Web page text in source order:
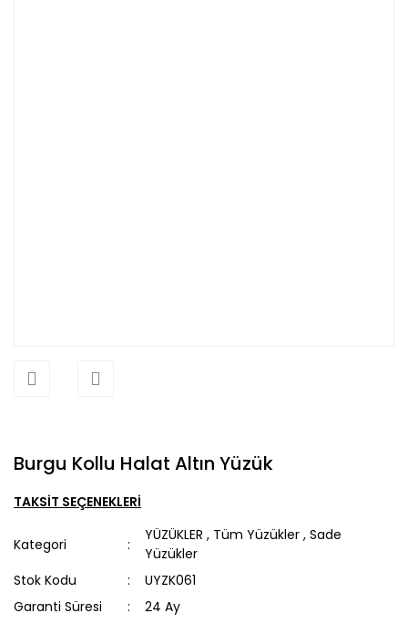
Burgu Kollu Halat Altın Yüzük
TAKSİT SEÇENEKLERİ
Kategori
YÜZÜKLER , Tüm Yüzükler ,Sade
Yüzükler
Stok Kodu
UYZK061
Garanti Süresi
24 Ay